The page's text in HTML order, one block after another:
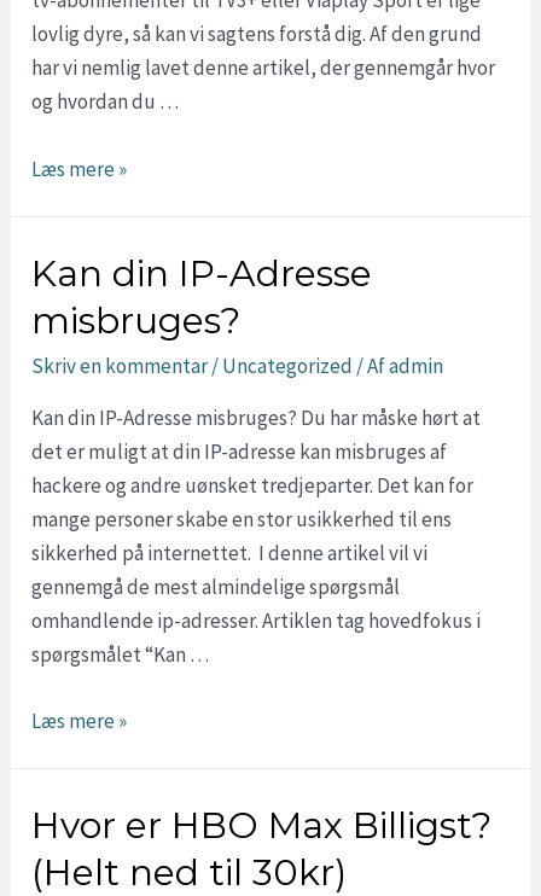
lovlig dyre, så kan vi sagtens forstå dig. Af den grund
har vi nemlig lavet denne artikel, der gennemgår hvor
og hvordan du …
Hvor
billigst
se
Formel
1?
(2
gratis
muligheder)
Læs mere »
Kan din IP-Adresse
misbruges?
Skriv en kommentar/Uncategorized / Afadmin
Kan din IP-Adresse misbruges? Du har måske hørt at
det er muligt at din IP-adresse kan misbruges af
hackere og andre uønsket tredjeparter. Det kan for
mange personer skabe en stor usikkerhed til ens
sikkerhed på internettet. I denne artikel vil vi
gennemgå de mest almindelige spørgsmål
omhandlende ip-adresser. Artiklen tag hovedfokus i
spørgsmålet “Kan …
Kan
Adresse
misbruges?
Læs mere »
Hvor er HBO Max Billigst?
(Helt ned til 30kr)